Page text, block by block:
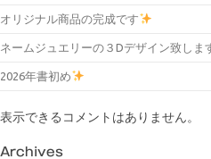
オリジナル商品の完成です
ネームジュエリーの３Dデザイン致しま
2026年書初め
表示できるコメントはありません。
Archives